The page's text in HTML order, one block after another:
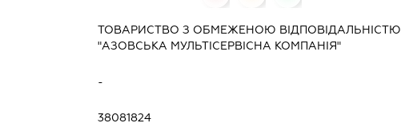
ТОВАРИСТВО З ОБМЕЖЕНОЮ ВІДПОВІДАЛЬНІСТЮ
"АЗОВСЬКА МУЛЬТІСЕРВІСНА КОМПАНІЯ"
-
38081824